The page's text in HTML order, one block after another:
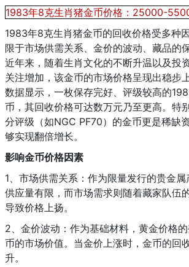
1983年8克生肖猪金币价格：25000-
1983年8克生肖猪金币的回收价格受多种
限于市场供需关系、金价的波动、藏品的
近年来，随着生肖文化的不断升温以及投
关注增加，该金币的市场价格呈现出稳步
数据显示，一枚保存完好、评级较高的
币，其回收价格可达数万元乃至更高。特
分评级（如NGC PF70）的金币更是稀缺
够实现翻倍增长。
影响金币价格因素
1、市场供需关系：作为限量发行的贵金
供应量有限，而市场需求则随着藏家队伍
导致价格上扬。
2、金价波动：作为基础材料，黄金价格
币的市场价值。当金价上涨时，金币的回
升。